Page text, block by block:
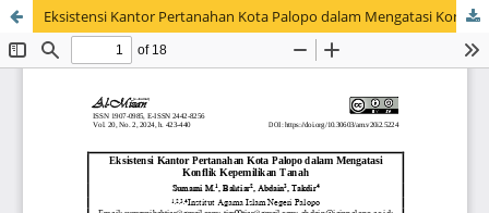
Eksistensi Kantor Pertanahan Kota Palopo dalam Mengatasi Konflik Kepemilikan Tanah